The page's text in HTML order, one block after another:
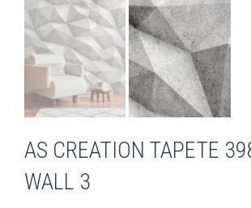
AS CREATION TAPETE
WALL 3